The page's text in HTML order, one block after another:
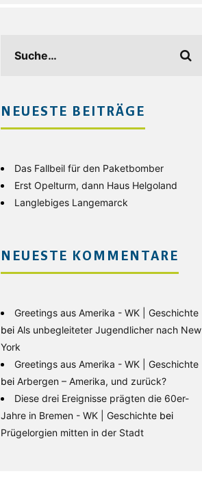
NEUESTE BEITRÄGE
Das Fallbeil für den Paketbomber
Erst Opelturm, dann Haus Helgoland
Langlebiges Langemarck
NEUESTE KOMMENTARE
Greetings aus Amerika - WK | Geschichte
bei Als unbegleiteter Jugendlicher nach New
York
Greetings aus Amerika - WK | Geschichte
bei Arbergen – Amerika, und zurück?
Diese drei Ereignisse prägten die 60er-
Jahre in Bremen - WK | Geschichte bei
Prügelorgien mitten in der Stadt